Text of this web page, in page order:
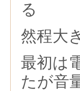
る
然程大
最初は
たが音